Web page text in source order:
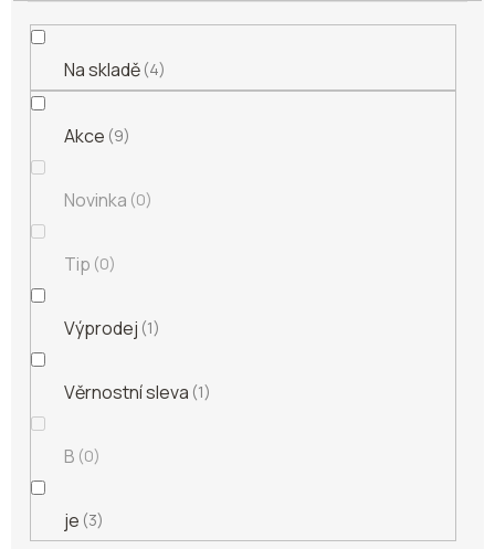
Na skladě 4
Akce 9
Novinka 0
Tip 0
Výprodej 1
Věrnostní sleva 1
B 0
je 3